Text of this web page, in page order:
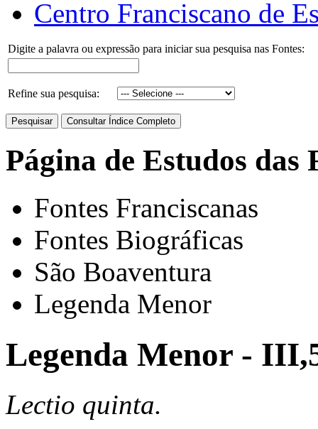
Centro Franciscano de
Digite a palavra ou expressão para iniciar sua pesquisa nas Fontes:
Refine sua pesquisa:
Página de Estudos das
Fontes Franciscanas
Fontes Biográficas
São Boaventura
Legenda Menor
Legenda Menor -
Lectio quinta.